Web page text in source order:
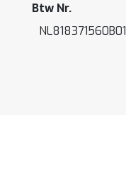
Btw Nr.
NL818371560B01